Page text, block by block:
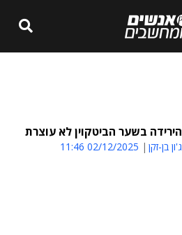
הירידה בשער הביטקוין לא עוצרת
ג'ון בן-זקן 02/12/2025 11:46